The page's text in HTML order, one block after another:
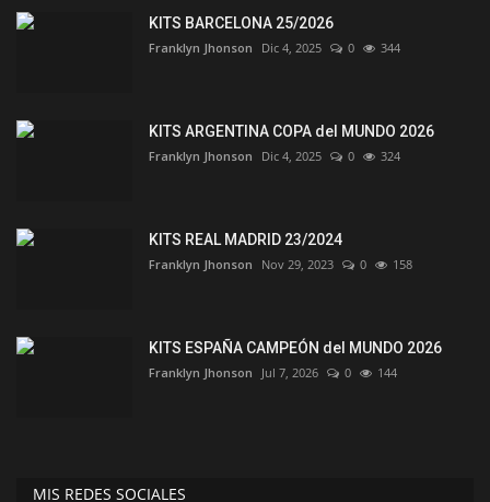
KITS BARCELONA 25/2026
Franklyn Jhonson Dic 4, 2025 0 344
KITS ARGENTINA COPA del MUNDO 2026
Franklyn Jhonson Dic 4, 2025 0 324
KITS REAL MADRID 23/2024
Franklyn Jhonson Nov 29, 2023 0 158
KITS ESPAÑA CAMPEÓN del MUNDO 2026
Franklyn Jhonson Jul 7, 2026 0 144
MIS REDES SOCIALES